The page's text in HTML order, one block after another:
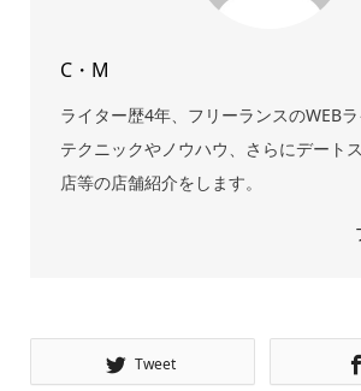
C・M
ライター歴4年、フリーランスのWEB
テクニックやノウハウ、さらにデート
店等の店舗紹介をします。
Tweet